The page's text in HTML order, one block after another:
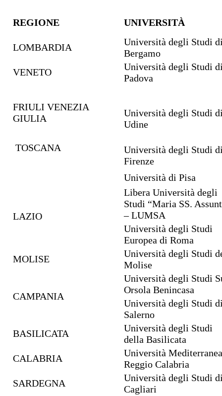
REGIONE UNIVERSITÀ
LOMBARDIA
Università degli Studi
Bergamo
VENETO
Università degli Studi
Padova
FRIULI VENEZIA
GIULIA
Università degli Studi
Udine
TOSCANA
Università degli Studi
Firenze
Università di Pisa
LAZIO
Libera Università degli
Studi “Maria SS.
– LUMSA
Università degli Studi
Europea di Roma
MOLISE
Università degli Studi
Molise
CAMPANIA
Università degli Studi
Orsola Benincasa
Università degli Studi
Salerno
BASILICATA
Università degli Studi
della Basilicata
CALABRIA
Università Mediterranea
Reggio Calabria
SARDEGNA
Università degli Studi
Cagliari